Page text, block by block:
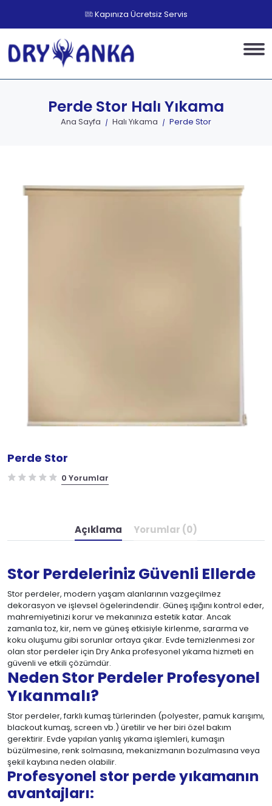
Kapınıza Ücretsiz Servis
Perde Stor Halı Yıkama
Ana Sayfa Halı Yıkama Perde Stor
Perde Stor
0 Yorumlar
Açıklama Yorumlar (0)
Stor Perdeleriniz Güvenli Ellerde
Stor perdeler, modern yaşam alanlarının vazgeçilmez
dekorasyon ve işlevsel ögelerindendir. Güneş ışığını kontrol eder,
mahremiyetinizi korur ve mekanınıza estetik katar. Ancak
zamanla toz, kir, nem ve güneş etkisiyle kirlenme, sararma ve
koku oluşumu gibi sorunlar ortaya çıkar. Evde temizlenmesi zor
olan stor perdeler için Dry Anka profesyonel yıkama hizmeti en
güvenli ve etkili çözümdür.
Neden Stor Perdeler Profesyonel
Yıkanmalı?
Stor perdeler, farklı kumaş türlerinden (polyester, pamuk karışımı,
blackout kumaş, screen vb.) üretilir ve her biri özel bakım
gerektirir. Evde yapılan yanlış yıkama işlemleri, kumaşın
büzülmesine, renk solmasına, mekanizmanın bozulmasına veya
şekil kaybına neden olabilir.
Profesyonel stor perde yıkamanın
avantajları: